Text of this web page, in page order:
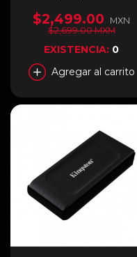
SXS1000/2000G
$2,499.00
MXN
$2,699.00 MXM
EXISTENCIA: 0
Agregar al carrito